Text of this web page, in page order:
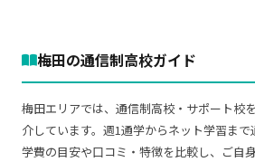
梅田の通信制高校ガイド
梅田エリアでは、通信制高校・サポート校
介しています。週1通学からネット学習まで
学費の目安や口コミ・特徴を比較し、ご自